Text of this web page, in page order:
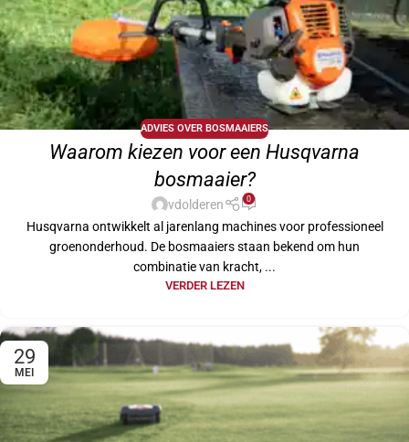
ADVIES OVER BOSMAAIERS
Waarom kiezen voor een Husqvarna
bosmaaier?
vdolderen 0
Husqvarna ontwikkelt al jarenlang machines voor professioneel
groenonderhoud. De bosmaaiers staan bekend om hun
combinatie van kracht, ...
VERDER LEZEN
29
MEI